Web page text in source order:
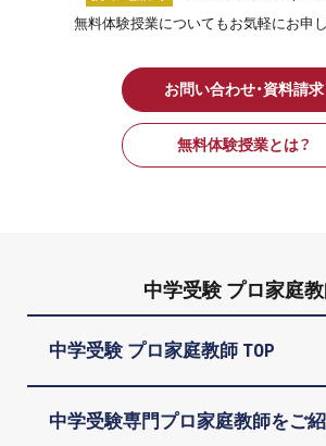
無料体験授業についてもお気軽にお申
お問い合わせ・資料請求
無料体験授業とは？
中学受験 プロ家庭
中学受験 プロ家庭教師 TOP
中学受験専門プロ家庭教師をご